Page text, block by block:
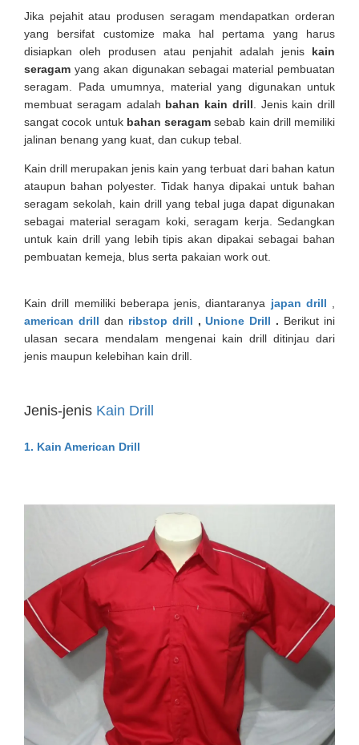
Jika pejahit atau produsen seragam mendapatkan orderan
yang bersifat customize maka hal pertama yang harus
disiapkan oleh produsen atau penjahit adalah jenis kain
seragam yang akan digunakan sebagai material pembuatan
seragam. Pada umumnya, material yang digunakan untuk
membuat seragam adalah bahan kain drill . Jenis kain drill
sangat cocok untuk bahan seragam sebab kain drill memiliki
jalinan benang yang kuat, dan cukup tebal.
Kain drill merupakan jenis kain yang terbuat dari bahan katun
ataupun bahan polyester. Tidak hanya dipakai untuk bahan
seragam sekolah, kain drill yang tebal juga dapat digunakan
sebagai material seragam koki, seragam kerja. Sedangkan
untuk kain drill yang lebih tipis akan dipakai sebagai bahan
pembuatan kemeja, blus serta pakaian work out.
Kain drill memiliki beberapa jenis, diantaranya japan drill
american drill dan ribstop drill ,Unione Drill . Berikut ini
ulasan secara mendalam mengenai kain drill ditinjau dari
jenis maupun kelebihan kain drill.
Jenis-jenis Kain Drill
1. Kain American Drill